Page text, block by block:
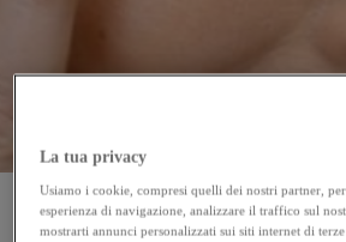
La tua privacy
Usiamo i cookie, compresi quelli dei nostri partner,
esperienza di navigazione, analizzare il traffico sul
mostrarti annunci personalizzati sui siti internet di